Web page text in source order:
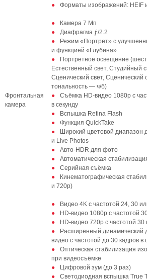
Форматы изображений: HEIF
Фронтальная
камера
Камера 7 Мп
Диафрагма ƒ/2.2
Режим «Портрет» с
и функцией «Глубина»
Портретное освещение
Естественный свет, Студийный
Сценический свет, Сценический
тональность — ч/б)
Съёмка HD‑видео 1080p с
в секунду
Вспышка Retina Flash
Функция QuickTake
Широкий цветовой диапазон
и Live Photos
Авто‑HDR для фото
Автоматическая
Серийная съёмка
Кинематографическая
и 720p)
Видео 4K с частотой 24, 30
HD‑видео 1080p с частотой
HD‑видео 720p с частотой 30
Расширенный динамический
видео с частотой до 30 кадров в
Оптическая стабилизация
при видеосъёмке
Цифровой зум (до 3 раз)
Светодиодная вспышка True